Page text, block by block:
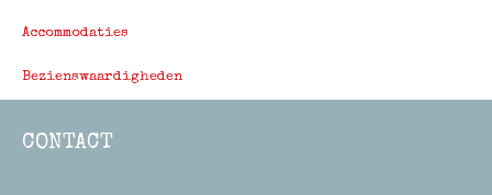
Accommodaties
Bezienswaardigheden
CONTACT